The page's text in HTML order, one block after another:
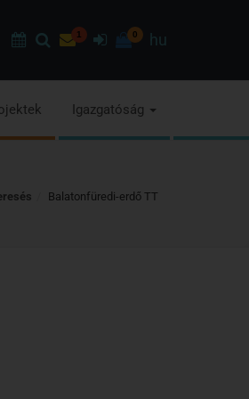
Programok
Keresés
Hírlevél
1 Bejelentkezés
0 hu
Igazgatóság
Balatonfüredi-erdő TT